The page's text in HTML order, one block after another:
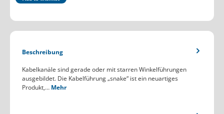
Beschreibung
Kabelkanäle sind gerade oder mit starren Winkelführungen
ausgebildet. Die Kabelführung „snake“ ist ein neuartiges
Produkt,… Mehr